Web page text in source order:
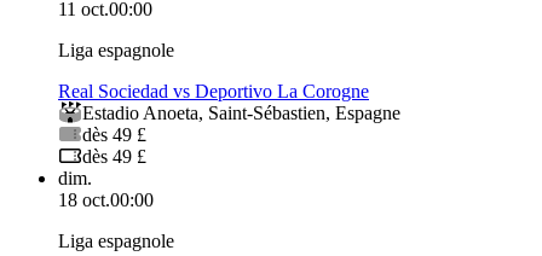
11 oct.00:00
Liga espagnole
Real Sociedad vs Deportivo La Corogne
Estadio Anoeta, Saint-Sébastien, Espagne
dès 49 £
dès 49 £
dim.
18 oct.00:00
Liga espagnole